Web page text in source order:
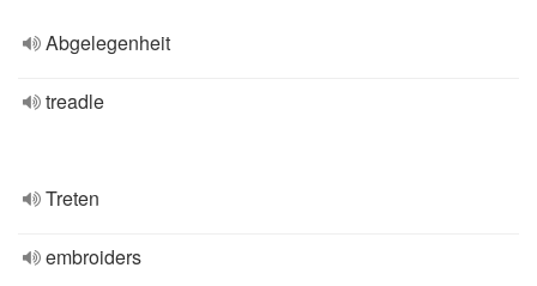
Abgelegenheit
treadle
Treten
embroiders